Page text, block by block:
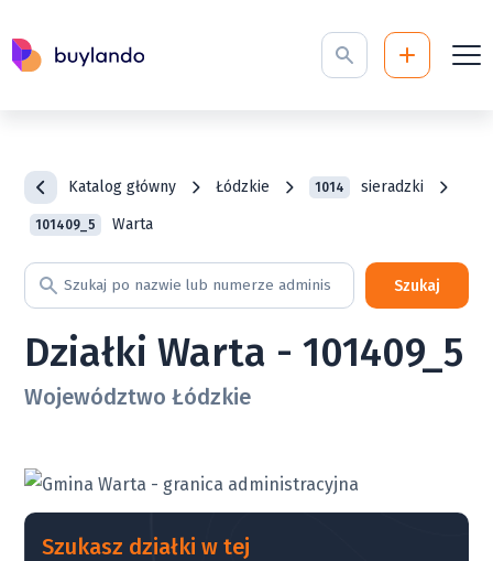
Katalog główny Łódzkie 1014 sieradzki
101409_5 Warta
Szukaj
Działki Warta - 101409_5
Województwo Łódzkie
Szukasz działki w tej